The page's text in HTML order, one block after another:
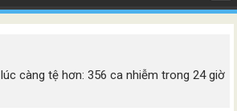
càng tệ hơn: 356 ca nhiễm trong 24 giờ